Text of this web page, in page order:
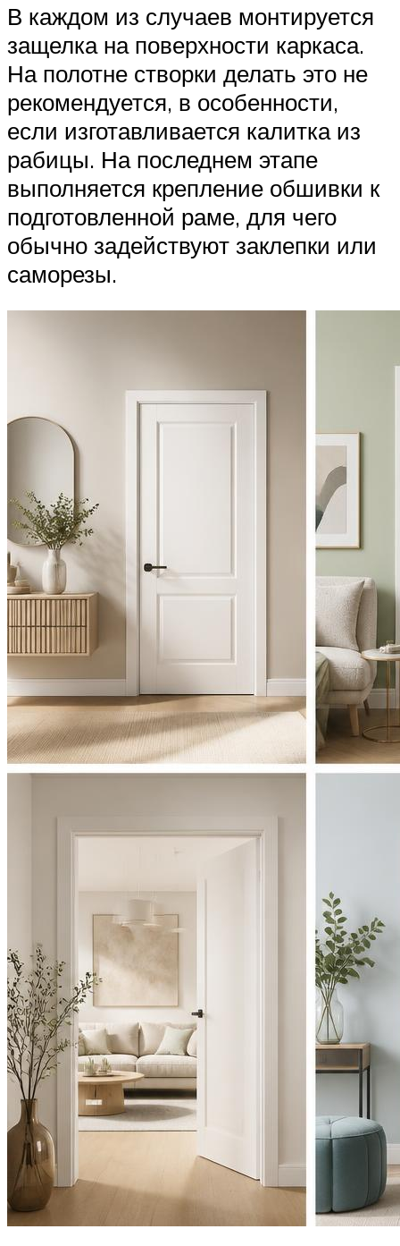
В каждом из случаев монтируется
защелка на поверхности каркаса.
На полотне створки делать это не
рекомендуется, в особенности,
если изготавливается калитка из
рабицы. На последнем этапе
выполняется крепление обшивки к
подготовленной раме, для чего
обычно задействуют заклепки или
саморезы.